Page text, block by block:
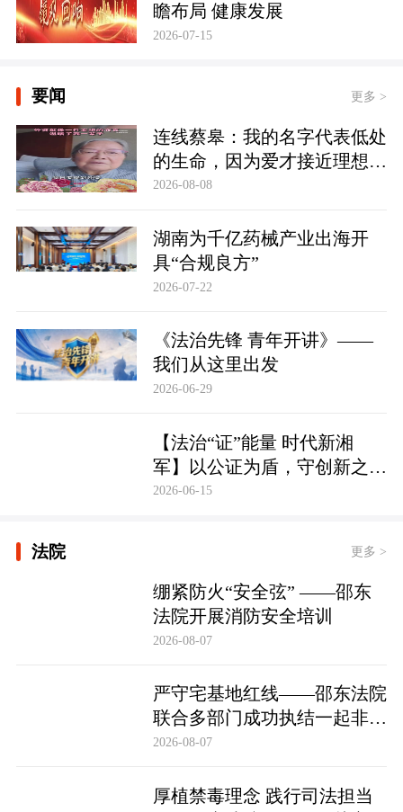
瞻布局 健康发展
2026-07-15
要闻 更多 >
连线蔡皋：我的名字代表低处
的生命，因为爱才接近理想的
高地
2026-08-08
湖南为千亿药械产业出海开
具“合规良方”
2026-07-22
《法治先锋 青年开讲》——
我们从这里出发
2026-06-29
【法治“证”能量 时代新湘
军】以公证为盾，守创新之魂
湖南青年公证人为知识产权保
2026-06-15
法院 更多 >
绷紧防火“安全弦” ——邵东
法院开展消防安全培训
2026-08-07
严守宅基地红线——邵东法院
联合多部门成功执结一起非法
占用宅基地行政处罚案
2026-08-07
厚植禁毒理念 践行司法担当